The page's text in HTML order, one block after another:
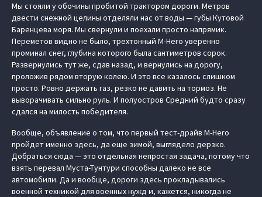
Мы стояли у обочины пробитой трактором дороги. Метров
двести снежной целины отделяли нас от воды — губы Кутовой
Баренцева моря. Мы свернули и поехали просто напрямик.
Переметов видно не было, трехтонный M-Hero уверенно
проминал снег, глубина которого была сантиметров сорок.
Развернулись тут же, сдав назад, и вернулись на дорогу,
проложив рядом вторую колею. И это все казалось слишком
просто. Ровно держать газ, резко не давить на тормоз. Не
выворачивать сильно руль. И полуостров Средний будто сразу
сдался на милость победителя.
Вообще, объявление о том, что первый тест-драйв M-Hero
пройдет именно здесь, да еще зимой, выглядело дерзко.
Добраться сюда — это отдельная непростая задача, потому что
взять перевал Муста-Тунтури способны далеко не все
автомобили. Да и вообще, дороги здесь прокладывались
военной техникой для военных нужд и, кажется, никогда не